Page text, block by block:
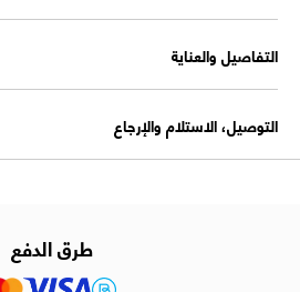
التفاصيل والعناية
التوصيل، الاستلام والإرجاع
طرق الدفع